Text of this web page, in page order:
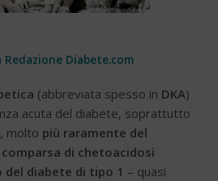
Redazione Diabete.com
(abbreviata spesso in DKA)
acuta del diabete, soprattutto
, molto più raramente del
comparsa di chetoacidosi
del diabete di tipo 1 – quasi